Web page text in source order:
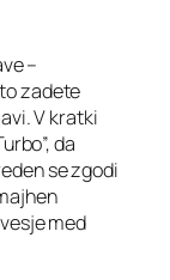
–
zadete
V kratki
da
se zgodi
med